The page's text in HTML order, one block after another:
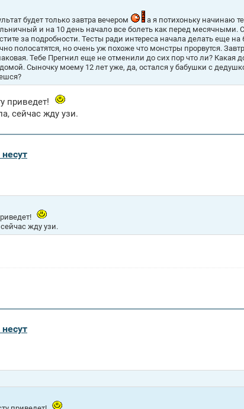
будет только завтра вечером
а я потихоньку начинаю
и на 10 день начало все болеть как перед месячными.
за подробности. Тесты ради интереса начала делать еще на
полосатятся, но очень уж похоже что монстры прорвутся.
Тебе Прегнил еще не отменили до сих пор что ли? Какая
Сыночку моему 12 лет уже, да, остался у бабушки с
приведет!
сейчас жду узи.
жду узи.